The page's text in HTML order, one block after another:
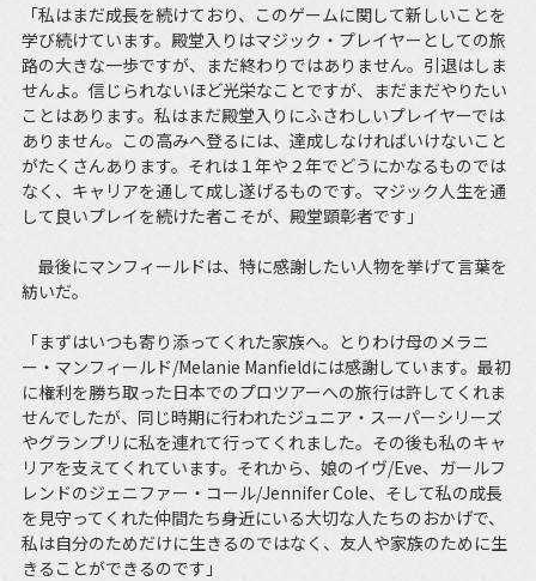
「私はまだ成長を続けており、このゲームに関して新しいことを
学び続けています。殿堂入りはマジック・プレイヤーとしての旅
路の大きな一歩ですが、まだ終わりではありません。引退はしま
せんよ。信じられないほど光栄なことですが、まだまだやりたい
ことはあります。私はまだ殿堂入りにふさわしいプレイヤーでは
ありません。この高みへ登るには、達成しなければいけないこと
がたくさんあります。それは１年や２年でどうにかなるものでは
なく、キャリアを通して成し遂げるものです。マジック人生を通
して良いプレイを続けた者こそが、殿堂顕彰者です」
最後にマンフィールドは、特に感謝したい人物を挙げて言葉を
紡いだ。
「まずはいつも寄り添ってくれた家族へ。とりわけ母のメラニ
ー・マンフィールド/Melanie Manfieldには感謝しています。最初
に権利を勝ち取った日本でのプロツアーへの旅行は許してくれま
せんでしたが、同じ時期に行われたジュニア・スーパーシリーズ
やグランプリに私を連れて行ってくれました。その後も私のキャ
リアを支えてくれています。それから、娘のイヴ/Eve、ガールフ
レンドのジェニファー・コール/Jennifer Cole、そして私の成長
を見守ってくれた仲間たち――身近にいる大切な人たちのおかげで、
私は自分のためだけに生きるのではなく、友人や家族のために生
きることができるのです」